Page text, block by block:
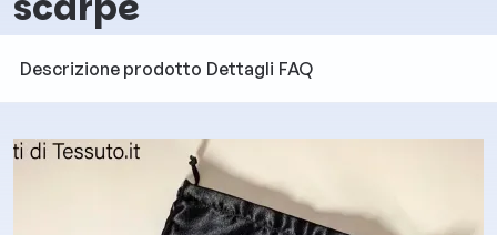
Descrizione prodotto Dettagli FAQ